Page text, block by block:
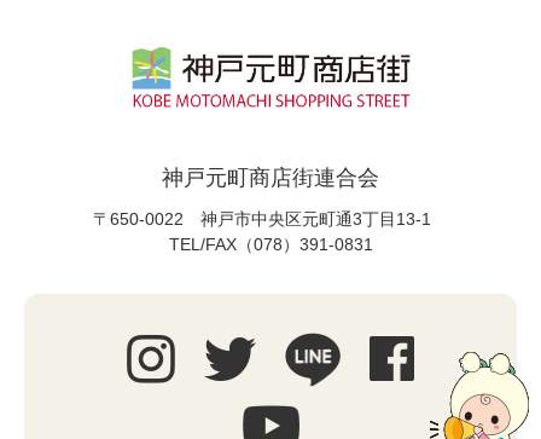
神戸元町商店街連合会
〒650-0022 神戸市中央区元町通3丁目13-1
TEL/FAX（078）391-0831